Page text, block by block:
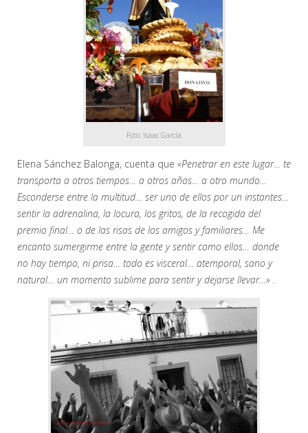
Foto: Isaac García
Elena Sánchez Balonga, cuenta que «Penetrar en este lugar… te
transporta a otros tiempos… a otros años… a otro mundo…
Esconderse entre la multitud… ser uno de ellos por un instantes…
sentir la adrenalina, la locura, los gritos, de la recogida del
premio final… o de las risas de los amigos y familiares… Me
encanto sumergirme entre la gente y sentir como ellos… donde
no hay tiempo, ni prisa… todo es visceral… atemporal, sano y
natural… un momento sublime para sentir y dejarse llevar…» .